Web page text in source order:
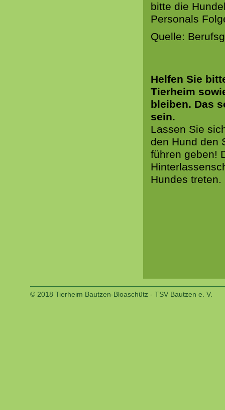
bitte die
Personals
Quelle:
Helfen Sie
Tierheim
bleiben. Das
sein.
Lassen Sie
den Hund den
führen geben!
Hundes treten.
© 2018 Tierheim Bautzen-Bloaschütz - TSV Bautzen e. V.